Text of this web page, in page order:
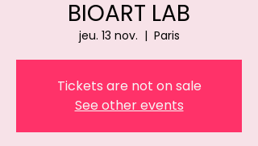
BIOART LAB
jeu. 13 nov.
  |
Paris
Tickets are not on sale
See other events